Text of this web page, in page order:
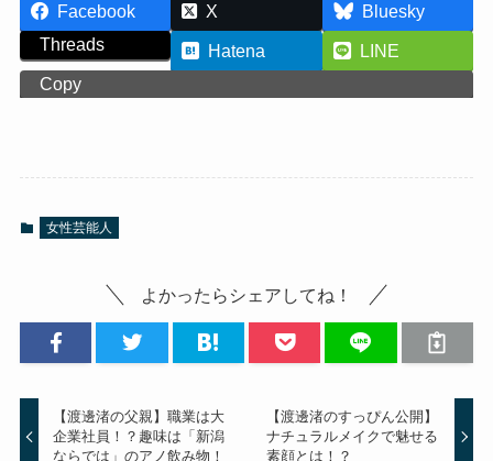
Facebook X
Bluesky
Threads
Hatena
LINE
Copy
女性芸能人
よかったらシェアしてね！
【渡邊渚の父親】職業は大
企業社員！？趣味は「新潟
ならでは」のアノ飲み物！
【渡邊渚のすっぴん公開】
ナチュラルメイクで魅せる
素顔とは！？